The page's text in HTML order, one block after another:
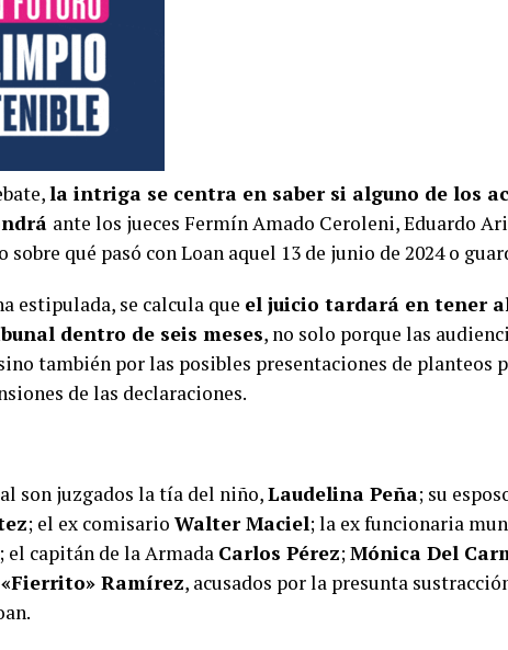
la intriga se centra en saber si alguno de los
ante los jueces Fermín Amado Ceroleni, Eduardo
sobre qué pasó con Loan aquel 13 de junio de 2024 o
estipulada, se calcula que el juicio tardará en tener
dentro de seis meses, no solo porque las
también por las posibles presentaciones de planteos
de las declaraciones.
son juzgados la tía del niño,Laudelina Peña; su
; el ex comisario Walter Maciel; la ex funcionaria
; el capitán de la Armada Carlos Pérez;Mónica Del
Ramírez, acusados por la presunta